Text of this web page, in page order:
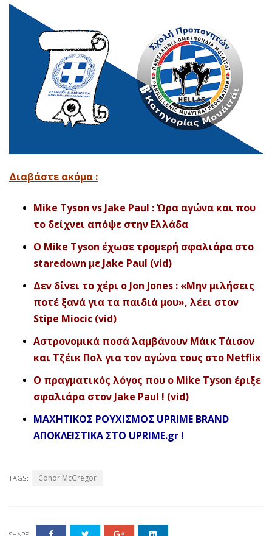
Διαβάστε ακόμα :
Mike Tyson vs Jake Paul : Ώρα αγώνα και που
το δείχνει απόψε στην Ελλάδα
O Mike Tyson έχωσε τρομερή σφαλιάρα στο
staredown με Jake Paul (vid)
Δεν δίνει το χέρι ο Jon Jones : «Μην μιλήσεις
ποτέ ξανά για τα παιδιά μου», λέει στον
Stipe Miocic (vid)
Αστρονομικά ποσά λαμβάνουν Μάικ Τάισον
και Τζέικ Πολ για τον αγώνα τους στο Netflix
Ο πραγματικός λόγος που ο Mike Tyson έριξε
σφαλιάρα στον Jake Paul ! (vid)
ΜΑΧΗΤΙΚΟΣ ΡΟΥΧΙΣΜΟΣ UPRIME BRAND
ΑΠΟΚΛΕΙΣΤΙΚΑ ΣΤΟ UPRIME.gr !
TAGS: Conor McGregor